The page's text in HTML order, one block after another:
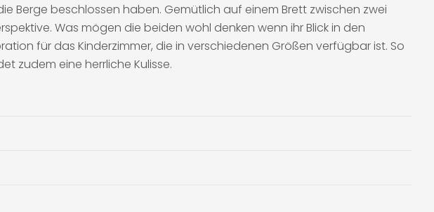
Berge beschlossen haben. Gemütlich auf einem Brett zwischen zwei
Was mögen die beiden wohl denken wenn ihr Blick in den
für das Kinderzimmer, die in verschiedenen Größen verfügbar ist. So
zudem eine herrliche Kulisse.